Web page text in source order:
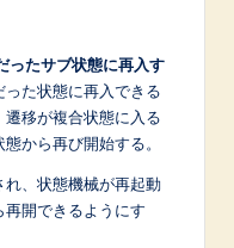
ったサブ状態に再入す
た状態に再入できる
移が複合状態に入る
から再び開始する。
れ、状態機械が再起動
開できるようにす